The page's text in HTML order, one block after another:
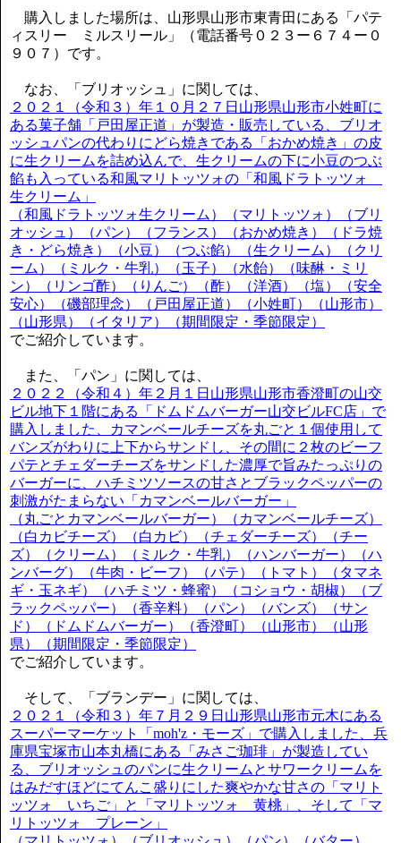
購入しました場所は、山形県山形市東青田にある「パテ
ィスリー ミルスリール」（電話番号０２３ー６７４ー０
９０７）です。
なお、「ブリオッシュ」に関しては、
２０２１（令和３）年１０月２７日山形県山形市小姓町に
ある菓子舗「戸田屋正道」が製造・販売している、ブリオ
ッシュパンの代わりにどら焼きである「おかめ焼き」の皮
に生クリームを詰め込んで、生クリームの下に小豆のつぶ
餡も入っている和風マリトッツォの「和風ドラトッツォ
生クリーム」
（和風ドラトッツォ生クリーム）（マリトッツォ）（ブリ
オッシュ）（パン）（フランス）（おかめ焼き）（ドラ焼
き・どら焼き）（小豆）（つぶ餡）（生クリーム）（クリ
ーム）（ミルク・牛乳）（玉子）（水飴）（味醂・ミリ
ン）（リンゴ酢）（りんご）（酢）（洋酒）（塩）（安全
安心）（磯部理念）（戸田屋正道）（小姓町）（山形市）
（山形県）（イタリア）（期間限定・季節限定）
でご紹介しています。
また、「パン」に関しては、
２０２２（令和４）年２月１日山形県山形市香澄町の山交
ビル地下１階にある「ドムドムバーガー山交ビルFC店」で
購入しました、カマンベールチーズを丸ごと１個使用して
バンズがわりに上下からサンドし、その間に２枚のビーフ
パテとチェダーチーズをサンドした濃厚で旨みたっぷりの
バーガーに、ハチミツソースの甘さとブラックペッパーの
刺激がたまらない「カマンベールバーガー」
（丸ごとカマンベールバーガー）（カマンベールチーズ）
（白カビチーズ）（白カビ）（チェダーチーズ）（チー
ズ）（クリーム）（ミルク・牛乳）（ハンバーガー）（ハ
ンバーグ）（牛肉・ビーフ）（パテ）（トマト）（タマネ
ギ・玉ネギ）（ハチミツ・蜂蜜）（コショウ・胡椒）（ブ
ラックペッパー）（香辛料）（パン）（バンズ）（サン
ド）（ドムドムバーガー）（香澄町）（山形市）（山形
県）（期間限定・季節限定）
でご紹介しています。
そして、「ブランデー」に関しては、
２０２１（令和３）年７月２９日山形県山形市元木にある
スーパーマーケット「moh'z・モーズ」で購入しました、兵
庫県宝塚市山本丸橋にある「みさご珈琲」が製造してい
る、ブリオッシュのパンに生クリームとサワークリームを
はみだすほどにてんこ盛りにした爽やかな甘さの「マリト
ッツォ いちご」と「マリトッツォ 黄桃」、そして「マ
リトッツォ プレーン」